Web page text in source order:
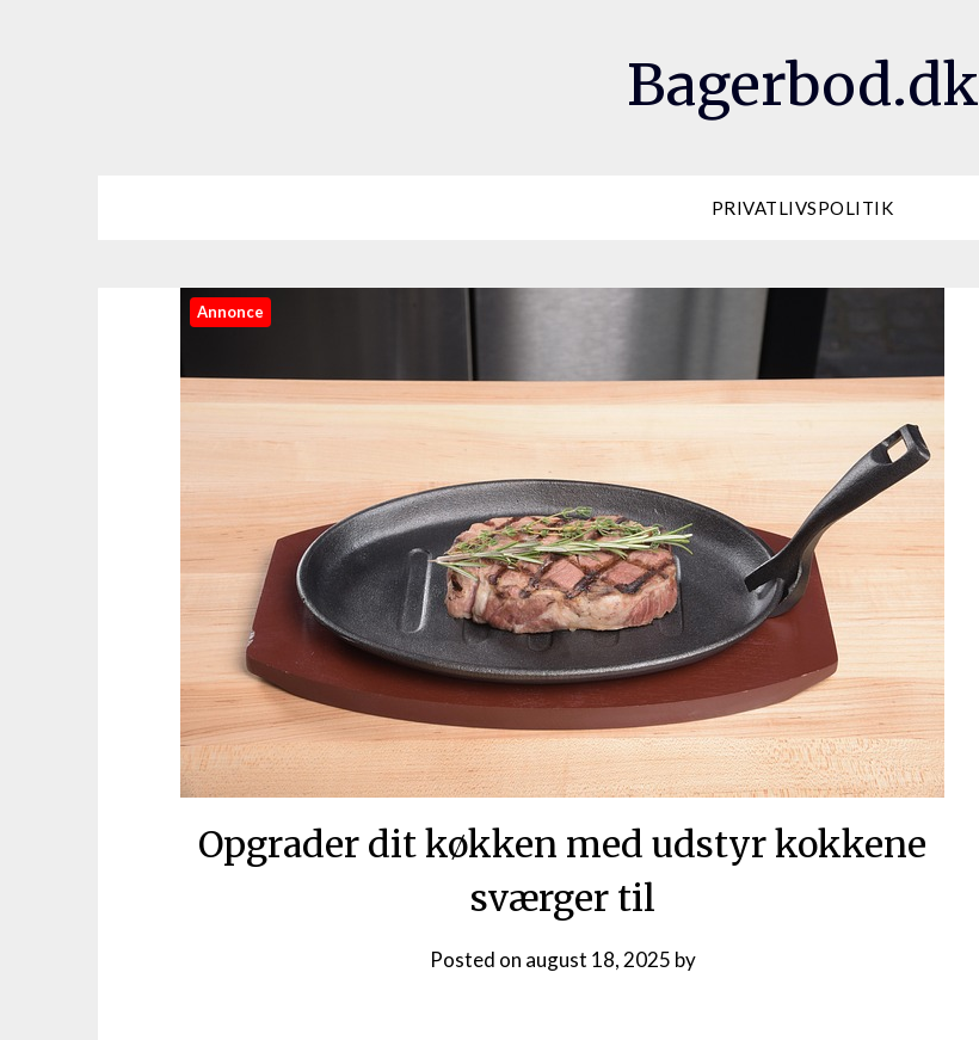
Bagerbod.dk
PRIVATLIVSPOLITIK
Annonce
Opgrader dit køkken med udstyr kokkene
sværger til
Posted on august 18, 2025 by